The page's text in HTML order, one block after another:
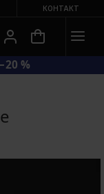
КОНТАКТ
%